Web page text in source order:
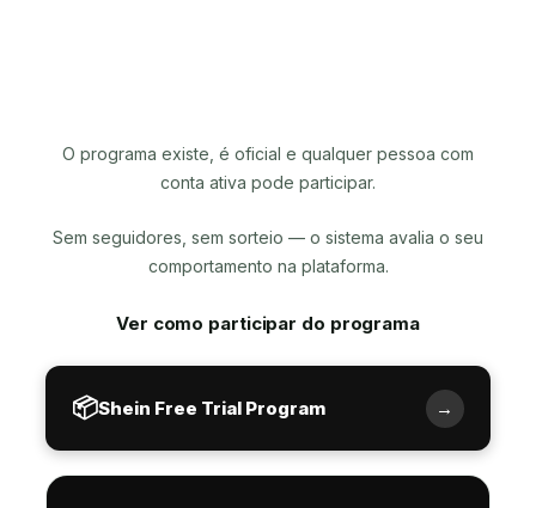
O programa existe, é oficial e qualquer pessoa com
conta ativa pode participar.
Sem seguidores, sem sorteio — o sistema avalia o seu
comportamento na plataforma.
Ver como participar do programa
📦Shein Free Trial Program →